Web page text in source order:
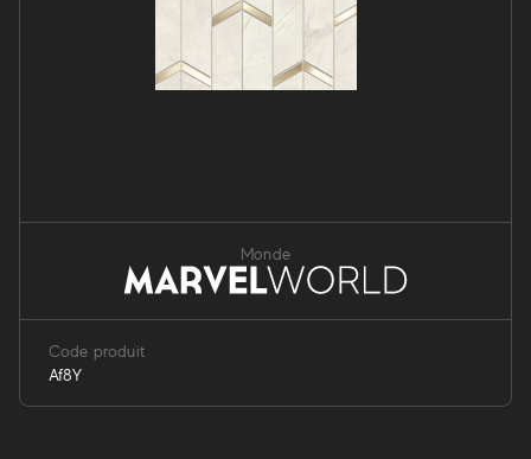
Monde
Code produit
Af8Y